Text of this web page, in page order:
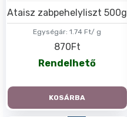
Egységár: 1.74 Ft/ g
Ataisz zabpehelyliszt 500g
870Ft
Rendelhető
KOSÁRBA